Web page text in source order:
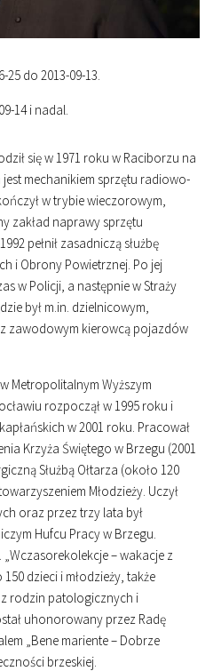
25 do 2013-09-13.
14 i nadal.
się w 1971 roku w Raciborzu na
jest mechanikiem sprzętu radiowo-
w trybie wieczorowym,
zakład naprawy sprzętu
pełnił zasadniczą służbę
i Obrony Powietrznej. Po jej
w Policji, a następnie w Straży
był m.in. dzielnicowym,
zawodowym kierowcą pojazdów
Metropolitalnym Wyższym
rozpoczął w 1995 roku i
w 2001 roku. Pracował
Krzyża Świętego w Brzegu (2001
Służbą Ołtarza (około 120
Młodzieży. Uczył
oraz przez trzy lata był
Hufcu Pracy w Brzegu.
– wakacje z
dzieci i młodzieży, także
rodzin patologicznych i
uhonorowany przez Radę
„Bene mariente – Dobrze
brzeskiej.